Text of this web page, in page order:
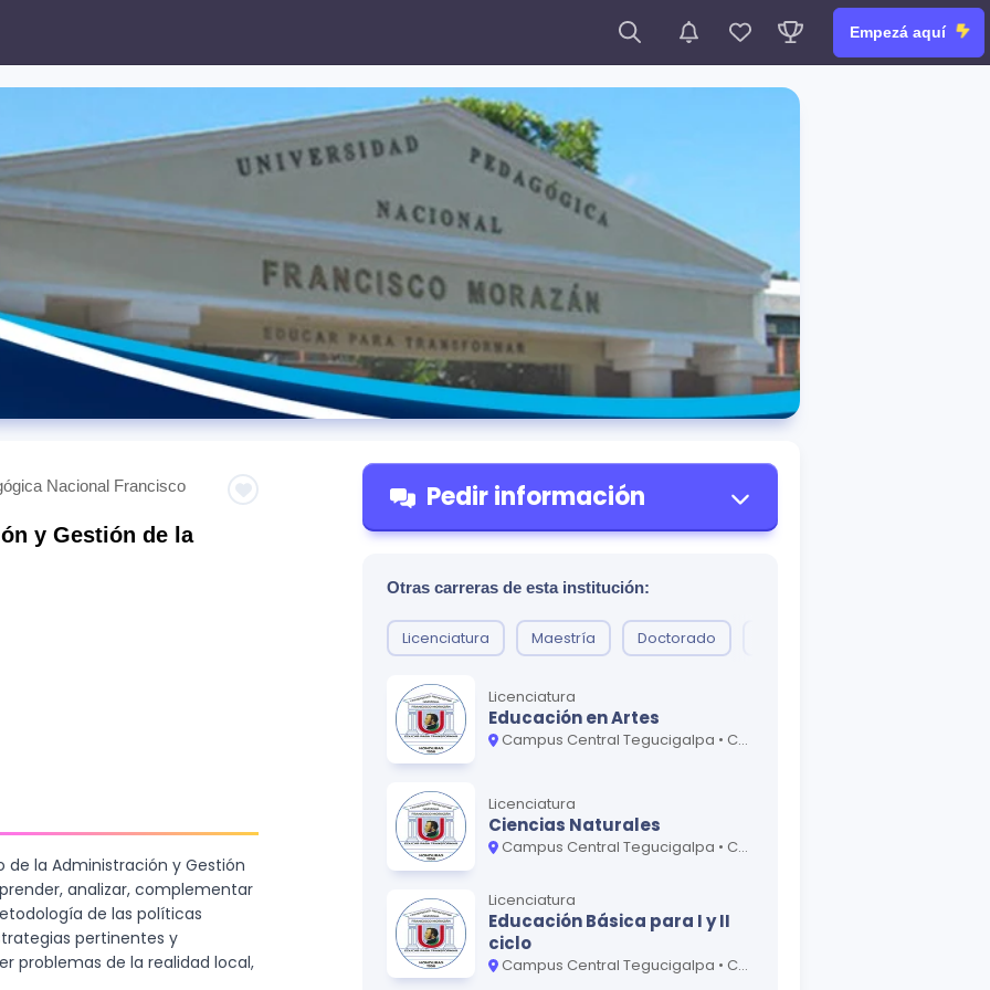
Empezá aquí
Nacional Francisco
y Gestión de la
la Administración y Gestión
analizar, complementar
de las políticas
pertinentes y
problemas de la realidad local,
Pedir información
Otras carreras de esta institución:
Licenciatura Maestría Doctorado
Licenciatura
Educación en Artes
Campus Central Tegucigalpa • Centro Universitario Regional San Pedro Sula
Licenciatura
Ciencias Naturales
Campus Central Tegucigalpa • Centro Universitario Regional La Ceiba • Centro Universitario Regional Santa Rosa de Copán
Licenciatura
Educación Básica para I y II
ciclo
Campus Central Tegucigalpa • Centro Regional Universitario Choluteca • Centro Regional Universitario Danlí • Centro Regional Universitario Gracias • Centro Regional Universitario Juticalpa • Centro Regional Universitario La Esperanza • Centro Regional Universitario Santa Bárbara • Centro Universitario Regional La Ceiba • Centro Universitario Regional San Pedro Sula